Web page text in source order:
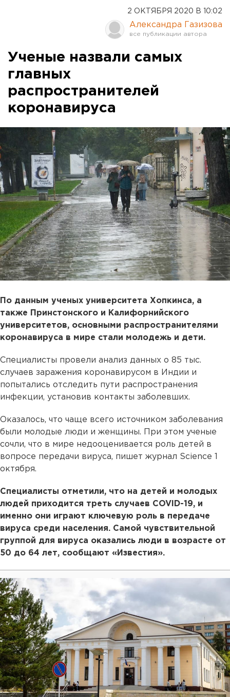
2 ОКТЯБРЯ 2020 В 10:02
Александра Газизова
Ученые назвали самых
главных
распространителей
коронавируса
По данным ученых университета Хопкинса, а
также Принстонского и Калифорнийского
университетов, основными распространителями
коронавируса в мире стали молодежь и дети.
Специалисты провели анализ данных о 85 тыс.
случаев заражения коронавирусом в Индии и
попытались отследить пути распространения
инфекции, установив контакты заболевших.
Оказалось, что чаще всего источником заболевания
были молодые люди и женщины. При этом ученые
сочли, что в мире недооценивается роль детей в
вопросе передачи вируса, пишет журнал Science 1
октября.
Специалисты отметили, что на детей и молодых
людей приходится треть случаев COVID-19, и
именно они играют ключевую роль в передаче
вируса среди населения. Самой чувствительной
группой для вируса оказались люди в возрасте от
50 до 64 лет, сообщают «Известия».